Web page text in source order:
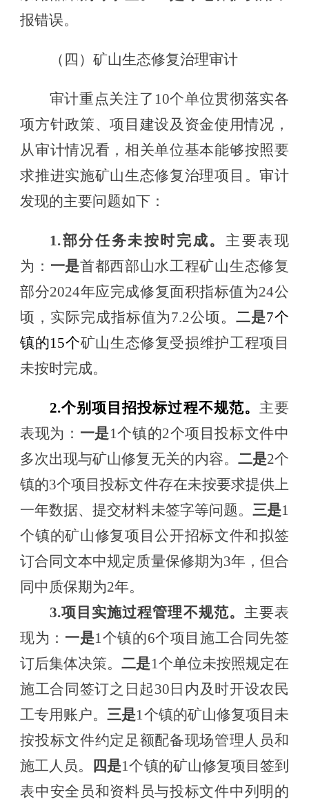
报错误。
（四） 矿山生态修复治理审计
审计重点关注了 10个单位贯彻落实各
项方针政策、项目 建设及 资金使用情况 ，
从审计情况看， 相关单位基本能够按照要
求推进实施矿山生态修复治理项目 。审计
发现的主要问题如下：
1.部分任务未按时完成。 主要表现
为： 一是首都西部山水工程矿山生态修复
部分2024年应完成修复面积指标值为24公
顷，实际完成指标值为7.2公顷。二是7个
镇的15个矿山生态修复受损维护工程项目
未按时完成。
2.个别项目招投标过程不规范。 主要
表现为： 一是1个镇的2个项目投标文件中
多次出现与矿山修复无关的内容。 二是2个
镇的3个项目投标文件存在未按要求提供上
一年数据、提交材料未签字等问题。 三是1
个镇的矿山修复项目公开招标文件和拟签
订合同文本中规定质量保修期为3年，但合
同中质保期为2年。
3.项目实施过程管理不规范。 主要表
现为： 一是1个镇的6个项目施工合同先签
订后集体决策。二是1个单位未按照规定在
施工合同签订之日起30日内及时开设农民
工专用账户。三是1个镇的矿山修复项目未
按投标文件约定足额配备现场管理人员和
施工人员。
四是1个镇的矿山修复项目签到
表中安全员和资料员与投标文件中列明的